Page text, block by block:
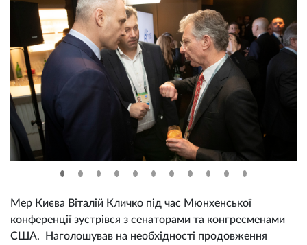
Мер Києва Віталій Кличко під час Мюнхенської
конференції зустрівся з сенаторами та конгресменами
США. Наголошував на необхідності продовження